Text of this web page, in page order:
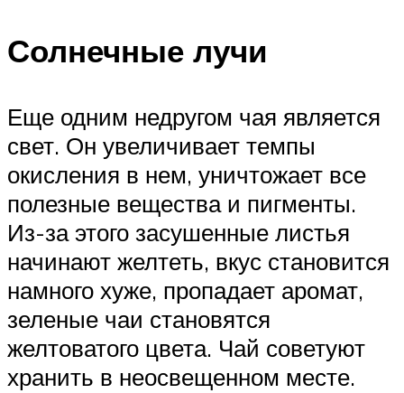
Солнечные лучи
Еще одним недругом чая является
свет. Он увеличивает темпы
окисления в нем, уничтожает все
полезные вещества и пигменты.
Из-за этого засушенные листья
начинают желтеть, вкус становится
намного хуже, пропадает аромат,
зеленые чаи становятся
желтоватого цвета. Чай советуют
хранить в неосвещенном месте.